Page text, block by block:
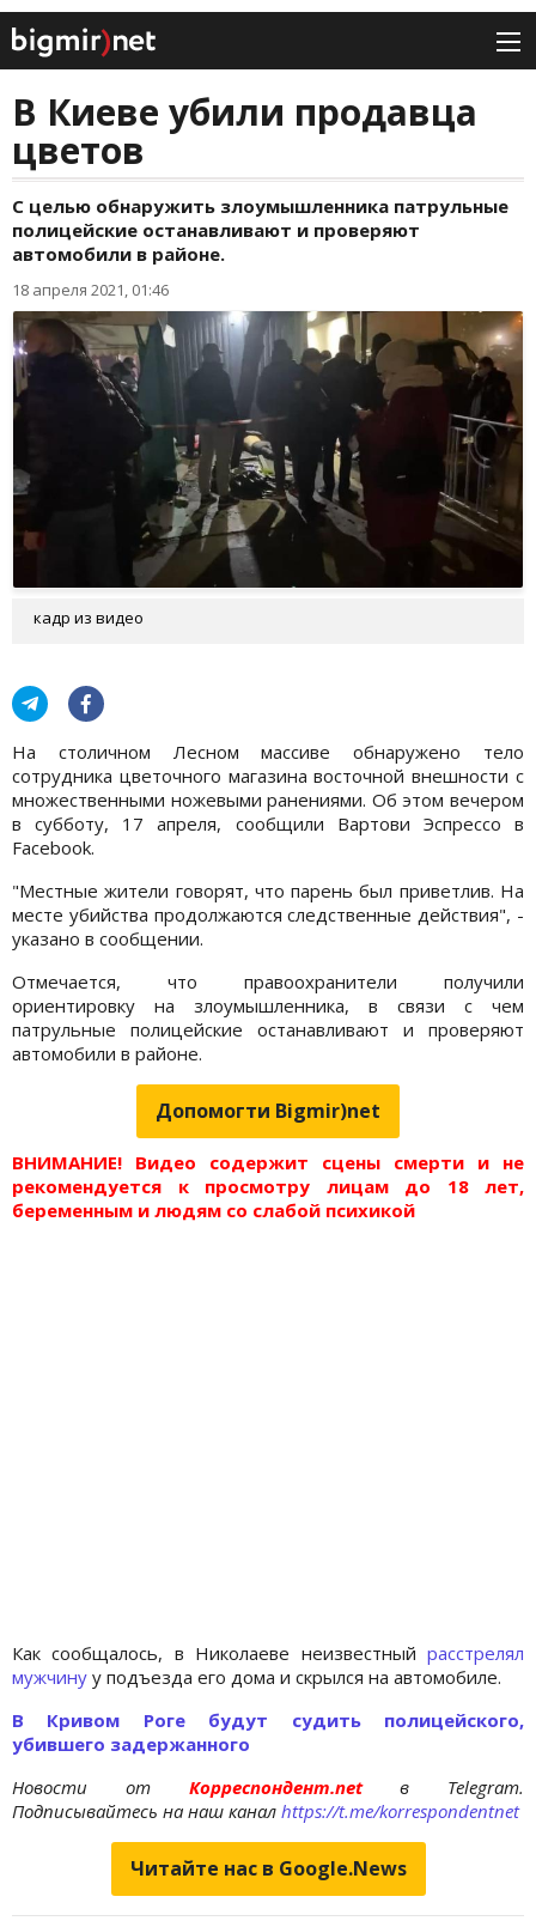
В Киеве убили продавца
цветов
С целью обнаружить злоумышленника патрульные
полицейские останавливают и проверяют
автомобили в районе.
18 апреля 2021, 01:46
кадр из видео
На столичном Лесном массиве обнаружено тело
сотрудника цветочного магазина восточной внешности с
множественными ножевыми ранениями. Об этом вечером
в субботу, 17 апреля, сообщили Вартови Эспрессо в
Facebook.
"Местные жители говорят, что парень был приветлив. На
месте убийства продолжаются следственные действия", -
указано в сообщении.
Отмечается, что правоохранители получили
ориентировку на злоумышленника, в связи с чем
патрульные полицейские останавливают и проверяют
автомобили в районе.
Допомогти Bigmir)net
ВНИМАНИЕ! Видео содержит сцены смерти и не
рекомендуется к просмотру лицам до 18 лет,
беременным и людям со слабой психикой
Как сообщалось, в Николаеве неизвестный расстрелял
мужчину у подъезда его дома и скрылся на автомобиле.
В Кривом Роге будут судить полицейского,
убившего задержанного
Новости отКорреспондент.netв Telegram.
Подписывайтесь на наш канал https://t.me/korrespondentnet
Читайте нас в Google.News